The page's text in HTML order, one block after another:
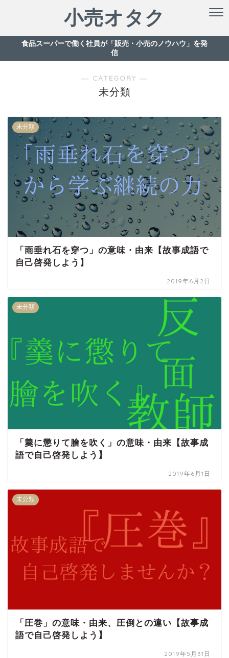
小売オタク
食品スーパーで働く社員が「販売・小売のノウハウ」を発
信
― CATEGORY ―
未分類
未分類
「雨垂れ石を穿つ」の意味・由来【故事成語で
自己啓発しよう】
2019年6月2日
未分類
「羹に懲りて膾を吹く」の意味・由来【故事成
語で自己啓発しよう】
2019年6月1日
未分類
「圧巻」の意味・由来、圧倒との違い【故事成
語で自己啓発しよう】
2019年5月31日